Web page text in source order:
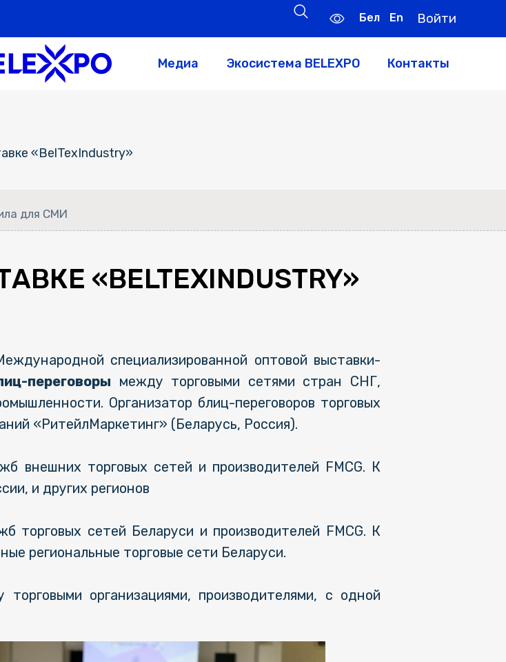
Бел En Войти
Медиа Экосистема BELEXPO Контакты
«BelTexIndustry»
для СМИ
«BELTEXINDUSTRY»
специализированной оптовой выставки-
переговоры между торговыми сетями стран СНГ,
Организатор блиц-переговоров торговых
«РитейлМаркетинг» (Беларусь, Россия).
внешних торговых сетей и производителей FMCG. К
и других регионов
торговых сетей Беларуси и производителей FMCG. К
региональные торговые сети Беларуси.
организациями, производителями, с одной